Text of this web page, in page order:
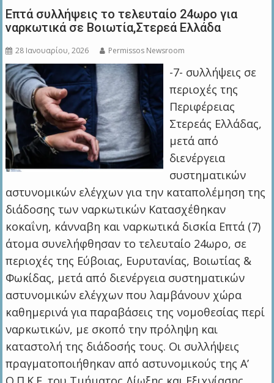
Επτά συλλήψεις το τελευταίο 24ωρο για
ναρκωτικά σε Βοιωτία,Στερεά Ελλάδα
28 Ιανουαρίου, 2026 Permissos Newsroom
-7- συλλήψεις σε
περιοχές της
Περιφέρειας
Στερεάς Ελλάδας,
μετά από
διενέργεια
συστηματικών
αστυνομικών ελέγχων για την καταπολέμηση της
διάδοσης των ναρκωτικών Κατασχέθηκαν
κοκαΐνη, κάνναβη και ναρκωτικά δισκία Επτά (7)
άτομα συνελήφθησαν το τελευταίο 24ωρο, σε
περιοχές της Εύβοιας, Ευρυτανίας, Βοιωτίας &
Φωκίδας, μετά από διενέργεια συστηματικών
αστυνομικών ελέγχων που λαμβάνουν χώρα
καθημερινά για παραβάσεις της νομοθεσίας περί
ναρκωτικών, με σκοπό την πρόληψη και
καταστολή της διάδοσής τους. Οι συλλήψεις
πραγματοποιήθηκαν από αστυνομικούς της Α’